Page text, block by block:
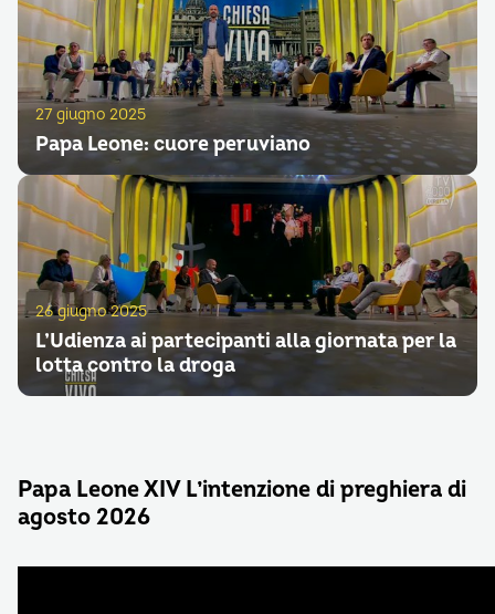
27 giugno 2025
Papa Leone: cuore peruviano
26 giugno 2025
L’Udienza ai partecipanti alla giornata per la
lotta contro la droga
Papa Leone XIV L’intenzione di preghiera di
agosto 2026